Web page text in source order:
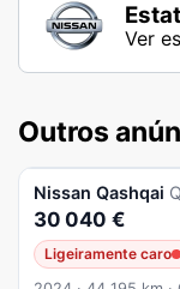
Ver
Outros
Nissan Qashqai
30 040 €
Ligeiramente caro